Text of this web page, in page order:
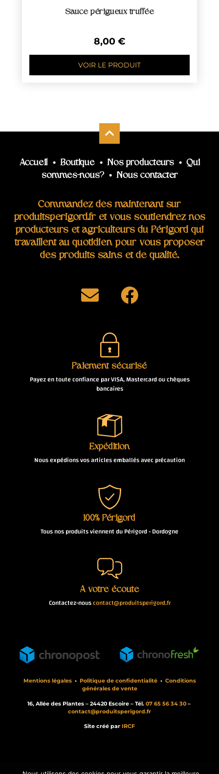
Sauce périgueux truffée
8,00 €
VOIR LE PRODUIT
Accueil•Boutique•Nos producteurs•Qui
sommes-nous?•Nous contacter
Commandez dès maintenant sur
produitsperigord.fr et vous soutiendrez nos
producteurs et agriculteurs du Périgord qui
travaillent au quotidien pour vous proposer
des produits sains et de qualité.
Paiement sécurisé
Payez en toute confiance par VISA, Mastercard ou chèques
bancaires
Expédition
Nous expédions vos articles emballés avec précaution
100% Périgord
Tous nos produits viennent du Périgord - Dordogne
À votre écoute
Contactez-nouscontact@produitsperigord.fr
Mentions légales• Politique de confidentialité• Conditions
générales de vente
16, Allée des Plantes – 24420 Escoire – Tél. 07 65 56 34 30–
contact@produitsperigord.fr
Site créé par IRCF